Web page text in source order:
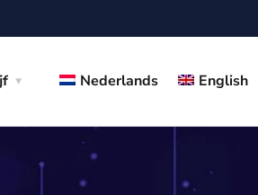
Nederlands English